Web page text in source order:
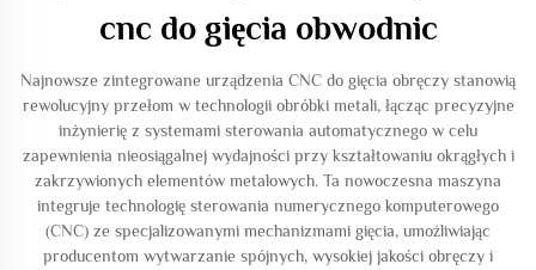
cnc do gięcia obwodnic
Najnowsze zintegrowane urządzenia CNC do gięcia obręczy stanowią
rewolucyjny przełom w technologii obróbki metali, łącząc precyzyjne
inżynierię z systemami sterowania automatycznego w celu
zapewnienia nieosiągalnej wydajności przy kształtowaniu okrągłych i
zakrzywionych elementów metalowych. Ta nowoczesna maszyna
integruje technologię sterowania numerycznego komputerowego
(CNC) ze specjalizowanymi mechanizmami gięcia, umożliwiając
producentom wytwarzanie spójnych, wysokiej jakości obręczy i